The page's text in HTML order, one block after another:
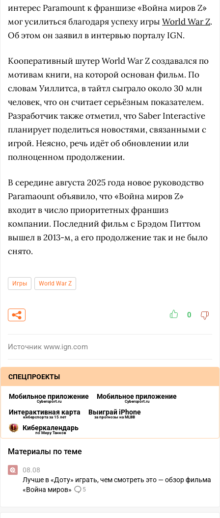
интерес Paramount к франшизе «Война миров Z»
мог усилиться благодаря успеху игры World War Z.
Об этом он заявил в интервью порталу IGN.
Кооперативный шутер World War Z создавался по
мотивам книги, на которой основан фильм. По
словам Уиллитса, в тайтл сыграло около 30 млн
человек, что он считает серьёзным показателем.
Разработчик также отметил, что Saber Interactive
планирует поделиться новостями, связанными с
игрой. Неясно, речь идёт об обновлении или
полноценном продолжении.
В середине августа 2025 года новое руководство
Paramaount объявило, что «Война миров Z»
входит в число приоритетных франшиз
компании. Последний фильм с Брэдом Питтом
вышел в 2013-м, а его продолжение так и не было
снято.
Игры World War Z
0
Источник www.ign.com
СПЕЦПРОЕКТЫ
Мобильное приложение
Cybersport.ru
Мобильное приложение
Cybersport.ru
Интерактивная карта
киберспорта за 15 лет
Выиграй iPhone
за прогнозы на MLBB
Киберкалендарь
по Миру Танков
Материалы по теме
08.08
Лучше в «Доту» играть, чем смотреть это — обзор фильма
«Война миров»
5